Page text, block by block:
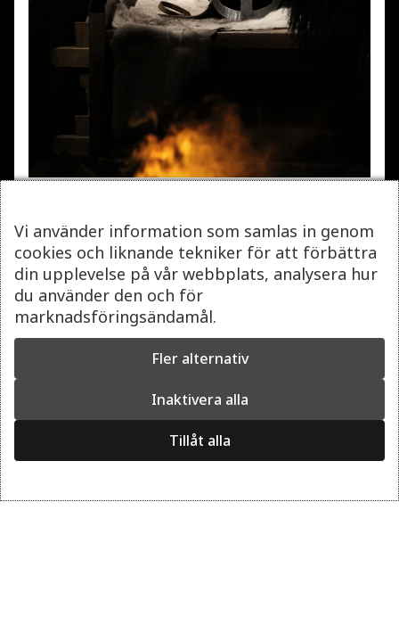
MUSEUM
DJURGÅRDSSTRAND 15, 115 21 STOCKHOLM, SWEDEN
2 HOURS
Ragnfrid’s Saga – An Unforgettable Viking Adventure
From
Vi använder information som samlas in genom
cookies och liknande tekniker för att förbättra
din upplevelse på vår webbplats, analysera hur
du använder den och för
marknadsföringsändamål.
Fler alternativ
Inaktivera alla
Tillåt alla